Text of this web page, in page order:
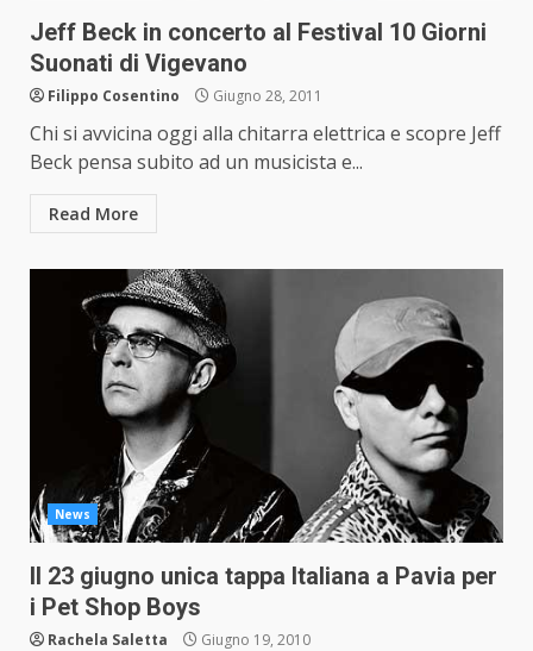
Jeff Beck in concerto al Festival 10 Giorni
Suonati di Vigevano
Filippo Cosentino Giugno 28, 2011
Chi si avvicina oggi alla chitarra elettrica e scopre Jeff
Beck pensa subito ad un musicista e...
Read More
News
Il 23 giugno unica tappa Italiana a Pavia per
i Pet Shop Boys
Rachela Saletta Giugno 19, 2010